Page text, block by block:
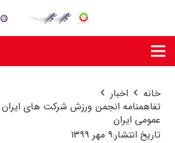
خانه
اخبار
تفاهمنامه انجمن ورزش شرکت های ایران
عمومی ایران
تاریخ انتشار:۹ مهر ۱۳۹۹